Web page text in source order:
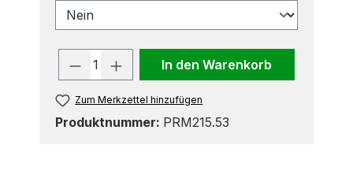
Produkt Anzahl: Gib den
In den Warenkorb
Zum Merkzettel hinzufügen
Produktnummer: PRM215.53